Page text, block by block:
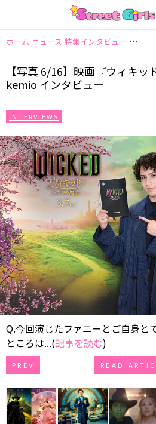
ホーム ニュース 特集インタビュー 【写真
【写真 6/16】映画『ウィキッ
kemio インタビュー
INTERVIEWS
Q.今回演じたファニーとご自身と
ところは...(記事を読む)
PREV READ